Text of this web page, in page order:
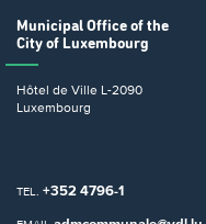
Municipal Office of the
City of Luxembourg
Hôtel de Ville L-2090
Luxembourg
TEL. +352 4796-1